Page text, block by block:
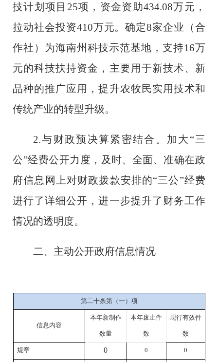
技计划项目 25项，资金资助434.08万元，
拉动社会投资410万元。确定8家企业（合
作社）为海南州科技示范基地， 支持16万
元的科技扶持资金，主要用于新技术、新
品种的推广应用，提升农牧民实用技术和
传统产业的转型升级。
2.与财政预决算紧密结合。加大 “三
公”经费公开力度，及时、全面、准确在政
府信息 网上对财政拨款安排的“三公”经费
进行了详细公开，进一步提升了财务工作
情况的透明度。
二、主动公开政府信息情况
第二十条第（一）项
信息内容
本年新制作
数量
本年废止件
数
现行有效件
数
规章 0 0 0